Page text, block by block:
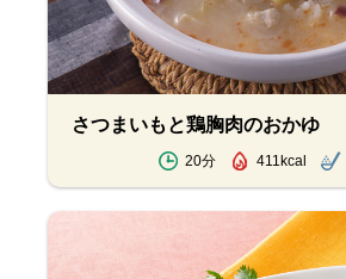
さつまいもと鶏胸肉のおかゆ
20分 411kcal